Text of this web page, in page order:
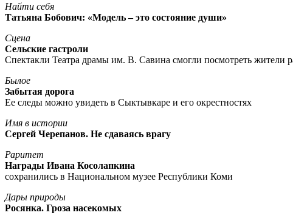
Найти себя
Татьяна Бобович: «Модель – это состояние души»
Сцена
Сельские гастроли
Спектакли Театра драмы им. В. Савина смогли посмотреть жители
Былое
Забытая дорога
Ее следы можно увидеть в Сыктывкаре и его окрестностях
Имя в истории
Сергей Черепанов. Не сдаваясь врагу
Раритет
Награды Ивана Косолапкина
сохранились в Национальном музее Республики Коми
Дары природы
Росянка. Гроза насекомых